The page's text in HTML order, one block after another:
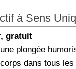
à Sens
gratuit
plongée
dans tous